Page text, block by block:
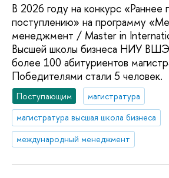
В 2026 году на конкурс «Раннее
поступлению» на программу
менеджмент / Master in
Высшей школы бизнеса НИУ ВШЭ
более 100 абитуриентов
Победителями стали 5 человек.
Поступающим
магистратура
магистратура высшая школа бизнеса
международный менеджмент